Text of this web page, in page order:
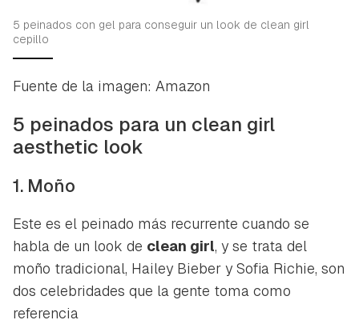
5 peinados con gel para conseguir un look de clean girl
cepillo
Fuente de la imagen: Amazon
5 peinados para un clean girl
aesthetic look
1. Moño
Este es el peinado más recurrente cuando se
habla de un look de clean girl, y se trata del
moño tradicional, Hailey Bieber y Sofia Richie, son
dos celebridades que la gente toma como
referencia